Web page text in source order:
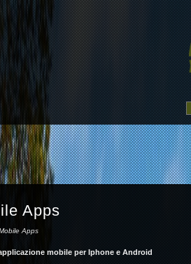
Apps
Apps
mobile per Iphone e Android